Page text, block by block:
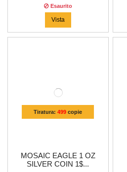
Esaurito
Vista
Tiratura:499 copie
MOSAIC EAGLE 1 OZ
SILVER COIN 1$...